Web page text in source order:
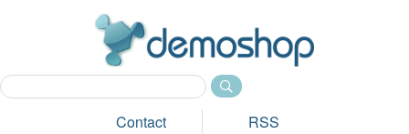
Contact RSS